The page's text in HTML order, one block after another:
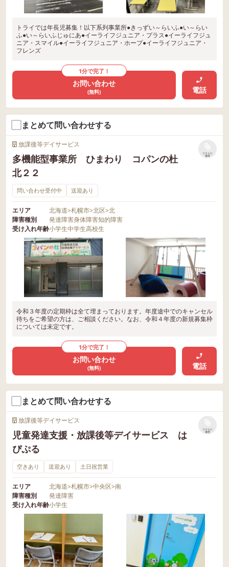
トライでは年長児募集！以下系列事業所●きっずい～らいふ●い～らい
ふ●い～らいふじゅにあ●イーライフジュニア・プラス●イーライフジュ
ニア・スマイル●イーライフジュニア・ホープ●イーライフジュニア・
フレンズ
1分で完了！
お問い合わせ
(無料) 電話
まとめて問い合わせする
放課後等デイサービス
多機能型事業所 ひまわり コパンの杜
北２２
リストに
保存
問い合わせ受付中 送迎あり
エリア 北海道>札幌市>北区>北
障害種別
発達障害身体障害知的障害
受け入れ年齢小学生中学生高校生
令和３年度の定期枠は全て埋まっております。年度途中でのキャンセル
待ちをご希望の方は、ご相談ください。なお、令和４年度の新規募集枠
については未定です。
1分で完了！
お問い合わせ
(無料) 電話
まとめて問い合わせする
放課後等デイサービス
児童発達支援・放課後等デイサービス は
ぴぷる
リストに
保存
空きあり 送迎あり 土日祝営業
エリア 北海道>札幌市>中央区>南
障害種別
発達障害
受け入れ年齢小学生